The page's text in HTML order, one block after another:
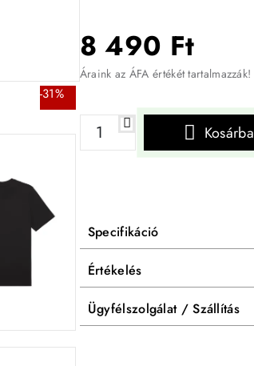
-31%
8 490 Ft
Áraink az ÁFA értékét tartalmazzák!
Kosárba
Specifikáció
Értékelés
Ügyfélszolgálat / Szállítás